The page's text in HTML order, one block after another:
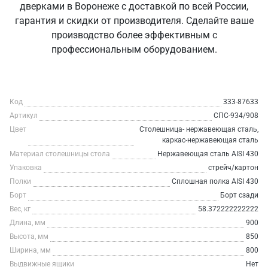
дверками в Воронеже с доставкой по всей России,
гарантия и скидки от производителя. Сделайте ваше
производство более эффективным с
профессиональным оборудованием.
Код
333-87633
Артикул
СПС-934/908
Цвет
Столешница- нержавеющая сталь,
каркас-нержавеющая сталь
Материал столешницы стола
Нержавеющая сталь AISI 430
Упаковка
стрейч/картон
Полки
Сплошная полка AISI 430
Борт
Борт сзади
Вес, кг
58.372222222222
Длина, мм
900
Высота, мм
850
Ширина, мм
800
Выдвижные ящики
Нет